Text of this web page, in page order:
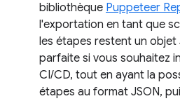
bibliothèque Puppeteer
l'exportation en tant que
les étapes restent un
parfaite si vous souhaitez
CI/CD, tout en ayant la
étapes au format JSON,